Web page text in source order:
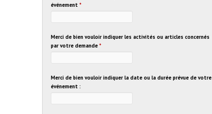
événement*
Merci de bien vouloir indiquer les activités ou articles concernés
par votre demande*
Merci de bien vouloir indiquer la date ou la durée prévue de votre
événement :